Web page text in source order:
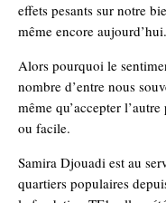
effets pesants sur notre
même encore aujourd’hui.
Alors pourquoi le
nombre d’entre nous
même qu’accepter
ou facile.
Samira Djouadi est au
quartiers populaires